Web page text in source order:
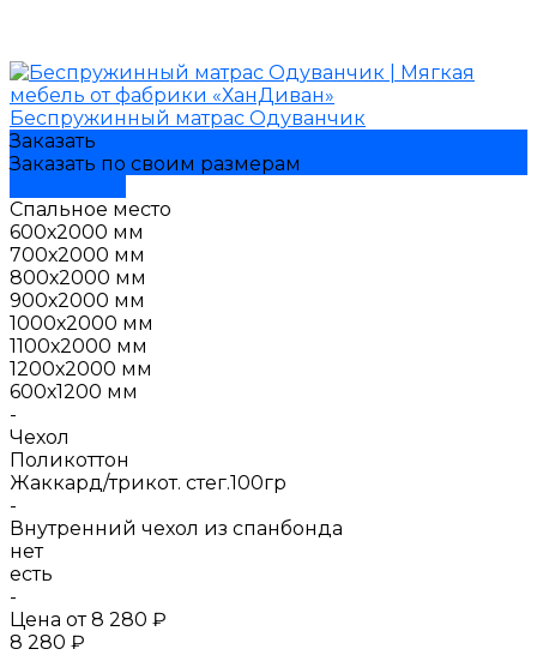
Беспружинный матрас Одуванчик
Заказать
Заказать по своим размерам
Спальное место
600х2000 мм
700х2000 мм
800х2000 мм
900х2000 мм
1000х2000 мм
1100х2000 мм
1200х2000 мм
600х1200 мм
-
Чехол
Поликоттон
Жаккард/трикот. стег.100гр
-
Внутренний чехол из спанбонда
нет
есть
-
Цена от 8 280 ₽
8 280 ₽